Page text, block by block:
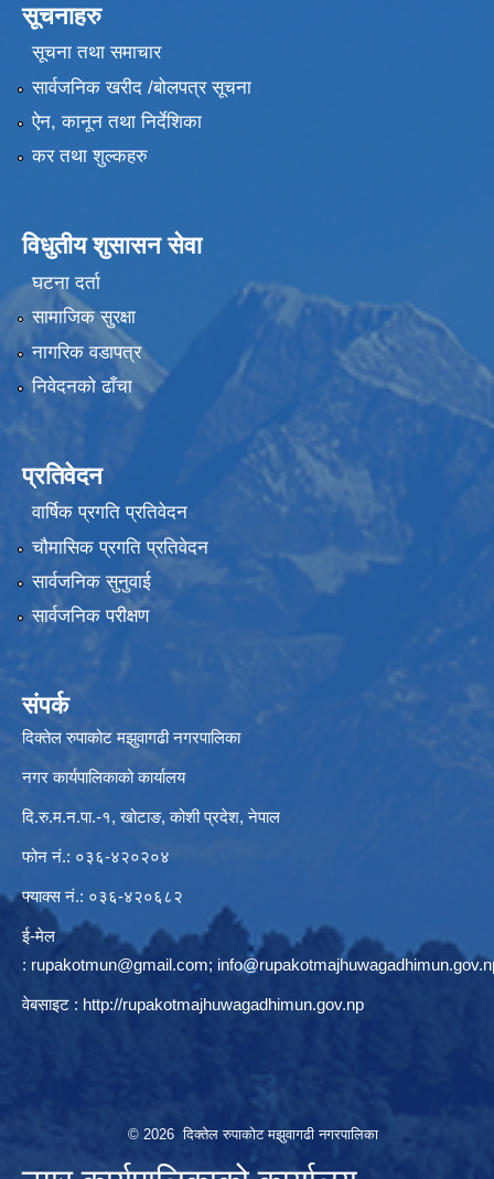
सूचनाहरु
सूचना तथा समाचार
सार्वजनिक खरीद /बोलपत्र सूचना
ऐन, कानून तथा निर्देशिका
कर तथा शुल्कहरु
विधुतीय शुसासन सेवा
घटना दर्ता
सामाजिक सुरक्षा
नागरिक वडापत्र
निवेदनको ढाँचा
प्रतिवेदन
वार्षिक प्रगति प्रतिवेदन
चौमासिक प्रगति प्रतिवेदन
सार्वजनिक सुनुवाई
सार्वजनिक परीक्षण
संपर्क
दिक्तेल रुपाकोट मझुवागढी नगरपालिका
नगर कार्यपालिकाको कार्यालय
दि.रु.म.न.पा.-१, खोटाङ, कोशी प्रदेश, नेपाल
फोन नं.: ०३६-४२०२०४
फ्याक्स नं.: ०३६-४२०६८२
ई-मेल
: rupakotmun@gmail.com;
वेबसाइट : http://rupakotmajhuwagadhimun.gov.np
© 2026 दिक्तेल रुपाकोट मझुवागढी नगरपालिका